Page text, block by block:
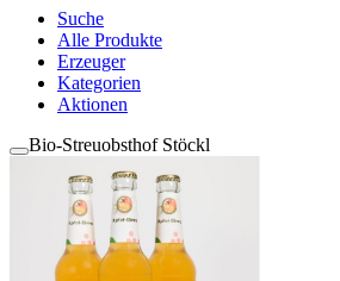
Suche
Alle Produkte
Erzeuger
Kategorien
Aktionen
Bio-Streuobsthof Stöckl